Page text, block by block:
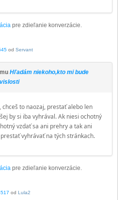
pre zdieľanie konverzácie.
od Servant
Hľadám niekoho,kto mi bude
to naozaj, prestať alebo len
by si iba vyhrával. Ak niesi ochotný
vzdať sa ani prehry a tak ani
vyhrávať na tých stránkach.
pre zdieľanie konverzácie.
od Lula2